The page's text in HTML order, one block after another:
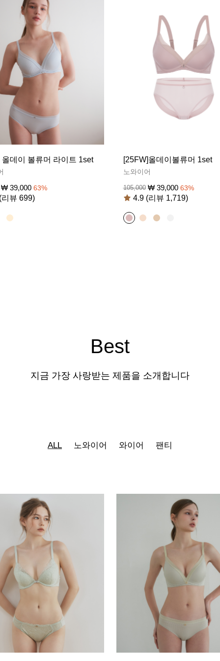
올데이 볼류머 라이트 1set
₩ 39,000 63%
뷰 699)
[25FW]올데이볼류머 1set
노와이어
105,000 ₩ 39,000 63%
4.9 (리뷰 1,719)
Best
지금 가장 사랑받는 제품을 소개합니다
ALL 노와이어 와이어 팬티